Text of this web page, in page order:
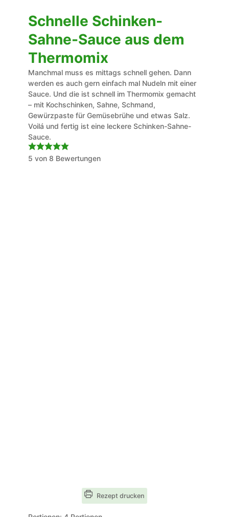
Schnelle Schinken-
Sahne-Sauce aus dem
Thermomix
Manchmal muss es mittags schnell gehen. Dann
werden es auch gern einfach mal Nudeln mit einer
Sauce. Und die ist schnell im Thermomix gemacht
– mit Kochschinken, Sahne, Schmand,
Gewürzpaste für Gemüsebrühe und etwas Salz.
Voilá und fertig ist eine leckere Schinken-Sahne-
Sauce.
5 von 8 Bewertungen
Rezept drucken